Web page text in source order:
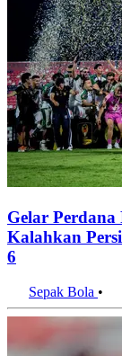
Gelar Perdana
Kalahkan
6
Sepak Bola •